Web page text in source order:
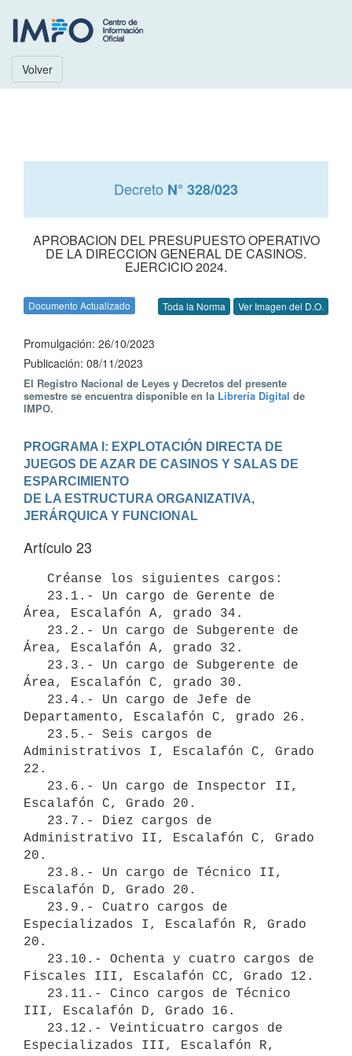
Volver
Decreto N° 328/023
APROBACION DEL PRESUPUESTO OPERATIVO
DE LA DIRECCION GENERAL DE CASINOS.
EJERCICIO 2024.
Documento Actualizado Toda la Norma Ver Imagen del D.O.
Promulgación: 26/10/2023
Publicación: 08/11/2023
El Registro Nacional de Leyes y Decretos del presente
semestre se encuentra disponible en la Librería Digital de
IMPO.
PROGRAMA I: EXPLOTACIÓN DIRECTA DE
JUEGOS DE AZAR DE CASINOS Y SALAS DE
ESPARCIMIENTO
DE LA ESTRUCTURA ORGANIZATIVA,
JERÁRQUICA Y FUNCIONAL
Artículo 23
Área, Escalafón A, grado 34.
Área, Escalafón A, grado 32.
Área, Escalafón C, grado 30.
Departamento, Escalafón C, grado 26.
Administrativos I, Escalafón C, Grado
22.
Escalafón C, Grado 20.
Administrativo II, Escalafón C, Grado
20.
Escalafón D, Grado 20.
Especializados I, Escalafón R, Grado
20.
Fiscales III, Escalafón CC, Grado 12.
III, Escalafón D, Grado 16.
Especializados III, Escalafón R,